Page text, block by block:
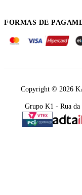
FORMAS DE
Copyright © 2026
Grupo K1 - Rua da